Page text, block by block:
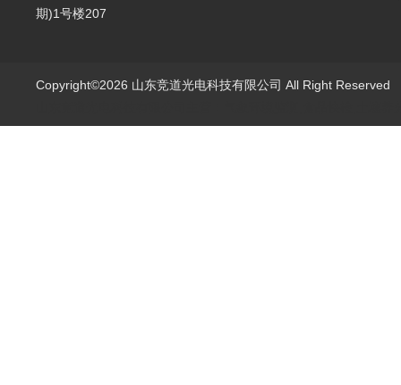
期)1号楼207
Copyright©2026 山东竞道光电科技有限公司 All Right